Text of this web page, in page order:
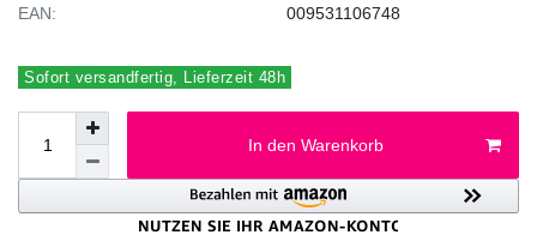
EAN:
009531106748
Sofort versandfertig, Lieferzeit 48h
In den Warenkorb